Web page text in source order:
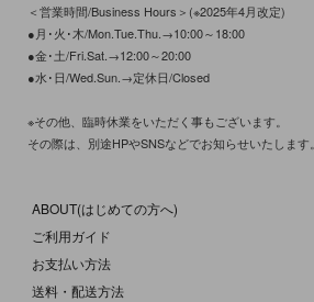
＜営業時間/Business Hours＞(※2025年4月改定)
●月･火･木/Mon.Tue.Thu.→10:00～18:00
●金･土/Fri.Sat.→12:00～20:00
●水･日/Wed.Sun.→定休日/Closed
※その他、臨時休業をいただく事もございます。
その際は、別途HPやSNSなどでお知らせいたします。
ABOUT(はじめての方へ)
ご利用ガイド
お支払い方法
送料・配送方法